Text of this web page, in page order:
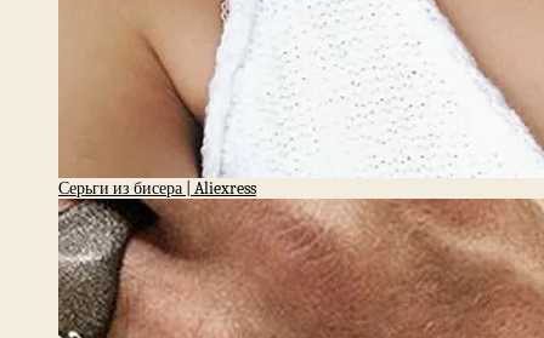
Серьги из бисера | Aliexress